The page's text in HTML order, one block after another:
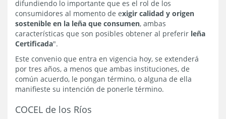
difundiendo lo importante que es el rol de los
consumidores al momento de exigir calidad y origen
sostenible en la leña que consumen, ambas
características que son posibles obtener al preferir leña
Certificada".
Este convenio que entra en vigencia hoy, se extenderá
por tres años, a menos que ambas instituciones, de
común acuerdo, le pongan término, o alguna de ella
manifieste su intención de ponerle término.
COCEL de los Ríos